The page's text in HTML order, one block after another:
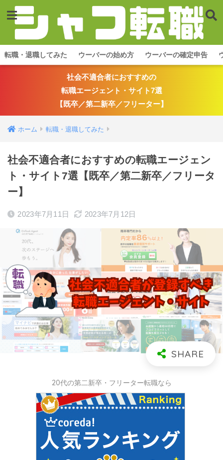
転職・退職してみた ウーバーの始め方 ウーバーの確定申告
社会不適合者におすすめの
転職エージェント・サイト7選
【既卒／第二新卒／フリーター】
ホーム 転職・退職してみた
社会不適合者におすすめの転職エージェン
ト・サイト7選【既卒／第二新卒／フリータ
ー】
2023年7月11日 2023年7月12日
20代の第二新卒・フリーター転職なら